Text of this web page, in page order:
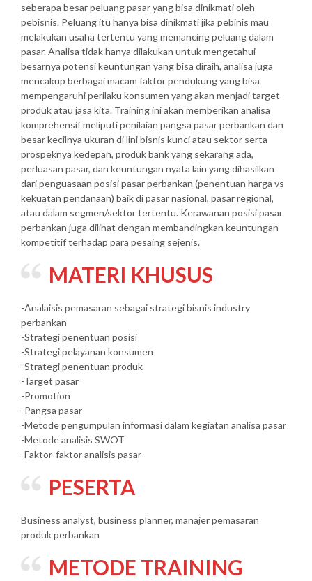
seberapa besar peluang pasar yang bisa dinikmati oleh
pebisnis. Peluang itu hanya bisa dinikmati jika pebinis mau
melakukan usaha tertentu yang memancing peluang dalam
pasar. Analisa tidak hanya dilakukan untuk mengetahui
besarnya potensi keuntungan yang bisa diraih, analisa juga
mencakup berbagai macam faktor pendukung yang bisa
mempengaruhi perilaku konsumen yang akan menjadi target
produk atau jasa kita. Training ini akan memberikan analisa
komprehensif meliputi penilaian pangsa pasar perbankan dan
besar kecilnya ukuran di lini bisnis kunci atau sektor serta
prospeknya kedepan, produk bank yang sekarang ada,
perluasan pasar, dan keuntungan nyata lain yang dihasilkan
dari penguasaan posisi pasar perbankan (penentuan harga vs
kekuatan pendanaan) baik di pasar nasional, pasar regional,
atau dalam segmen/sektor tertentu. Kerawanan posisi pasar
perbankan juga dilihat dengan membandingkan keuntungan
kompetitif terhadap para pesaing sejenis.
MATERI KHUSUS
-Analaisis pemasaran sebagai strategi bisnis industry
perbankan
-Strategi penentuan posisi
-Strategi pelayanan konsumen
-Strategi penentuan produk
-Target pasar
-Promotion
-Pangsa pasar
-Metode pengumpulan informasi dalam kegiatan analisa pasar
-Metode analisis SWOT
-Faktor-faktor analisis pasar
PESERTA
Business analyst, business planner, manajer pemasaran
produk perbankan
METODE TRAINING